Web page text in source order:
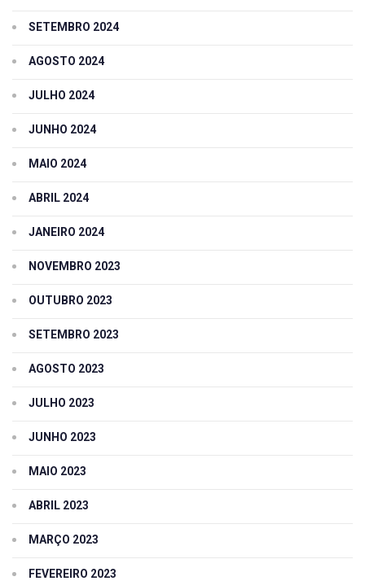
SETEMBRO 2024
AGOSTO 2024
JULHO 2024
JUNHO 2024
MAIO 2024
ABRIL 2024
JANEIRO 2024
NOVEMBRO 2023
OUTUBRO 2023
SETEMBRO 2023
AGOSTO 2023
JULHO 2023
JUNHO 2023
MAIO 2023
ABRIL 2023
MARÇO 2023
FEVEREIRO 2023